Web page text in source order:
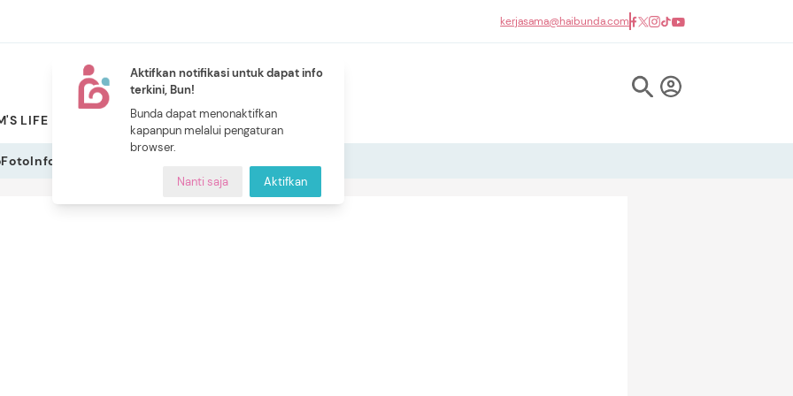
Aktifkan notifikasi untuk dapat info
terkini, Bun!
Bunda dapat menonaktifkan
kapanpun melalui pengaturan
browser.
Nanti saja Aktifkan
kerjasama@haibunda.com
LIFE PILIHAN BUNDA
NEW
CERITA BUNDA
FotoInfografis